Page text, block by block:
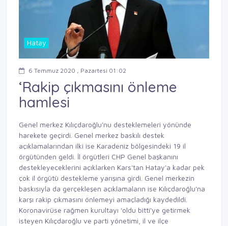
Hatay
6 Temmuz 2020 , Pazartesi 01:02
‘Rakip çıkmasını önleme
hamlesi
Genel merkez Kılıçdaroğlu'nu desteklemeleri yönünde
harekete geçirdi. Genel merkez baskılı destek
açıklamalarından ilki ise Karadeniz bölgesindeki 19 il
örgütünden geldi. İl örgütleri CHP Genel başkanını
destekleyeceklerini açıklarken Kars'tan Hatay'a kadar pek
çok il örgütü destekleme yarışına girdi. Genel merkezin
baskısıyla da gerçekleşen açıklamaların ise Kılıçdaroğlu'na
karşı rakip çıkmasını önlemeyi amaçladığı kaydedildi.
Koronavirüse rağmen kurultayı 'oldu bitti'ye getirmek
isteyen Kılıçdaroğlu ve parti yönetimi, il ve ilçe